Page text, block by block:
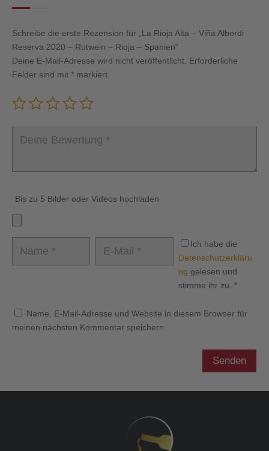
Schreibe die erste Rezension für „La Rioja Alta – Viña Alberdi
Reserva 2020 – Rotwein – Rioja – Spanien“
Deine E-Mail-Adresse wird nicht veröffentlicht. Erforderliche
Felder sind mit *markiert
Bis zu 5 Bilder oder Videos hochladen
Ich habe die
Datenschutzerkläru
ng gelesen und
stimme ihr zu.
*
Name, E-Mail-Adresse und Website in diesem Browser für
meinen nächsten Kommentar speichern.
Senden